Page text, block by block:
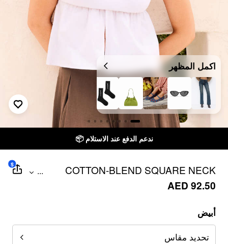
اكمل المظهر
ندعم الدفع عند الاستلام 📦
COTTON-BLEND SQUARE NECK
SHORT SLEEVE SPLIT PEPLUM
BLOUSE
...
AED 92.50
$
أبيض
تحديد مقاس